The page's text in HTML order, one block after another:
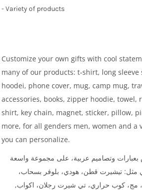
- Variety of products
Customize your own gifts with cool
many of our products: t-shirt, long
hoodei, phone cover, mug, camp mug,
accessories, books, zipper hoodie, towel,
shirt, key chain, magnet, sticker, pillow,
more, for all genders men, women and a
you can personalize.
وتصاميم عربية، على مجموعة واسعة
مثل: تيشيرت قطن، هودي، بلوفر بسحاب،
مج، كوب حراري، تي شيرت رجلان، اكواب,